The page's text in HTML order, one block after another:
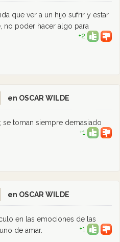
que ver a un hijo sufrir y estar
no poder hacer algo para
+2
en OSCAR WILDE
se toman siempre demasiado
+1
en OSCAR WILDE
en las emociones de las
de amar.
+1